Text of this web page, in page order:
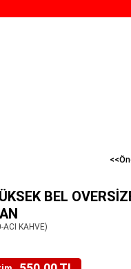
BEL
KAHVE)